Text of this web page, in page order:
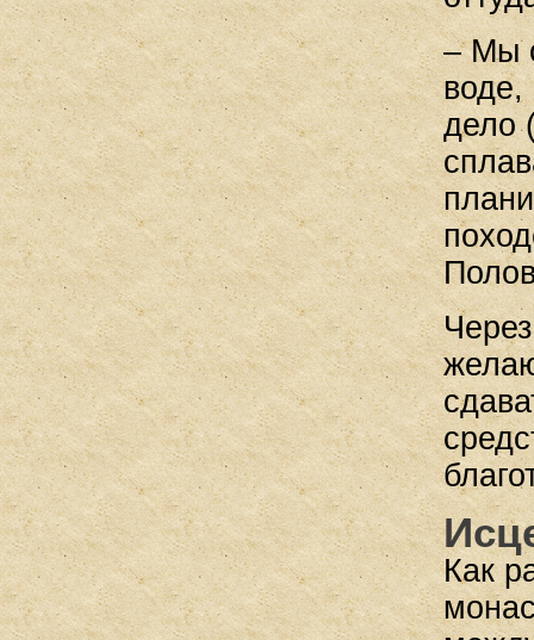
– Мы
воде,
дело
Как